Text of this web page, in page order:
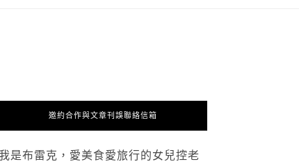
邀約合作與文章刊誤聯絡信箱
是布雷克，愛美食愛旅行的女兒控老